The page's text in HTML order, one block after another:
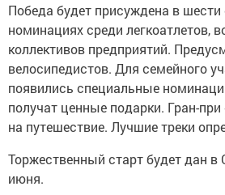
Победа будет присуждена в
номинациях среди легкоатлетов,
коллективов предприятий.
велосипедистов. Для семейного
появились специальные
получат ценные подарки. Гран-
на путешествие. Лучшие треки
Торжественный старт будет дан в
июня.